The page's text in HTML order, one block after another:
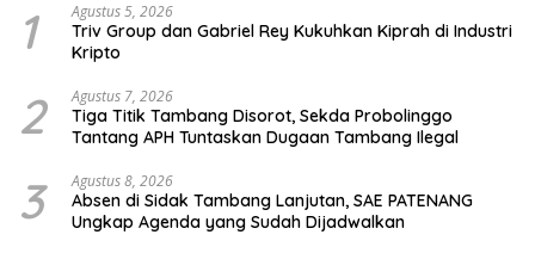
1 Agustus 5, 2026
Triv Group dan Gabriel Rey Kukuhkan Kiprah di Industri
Kripto
2 Agustus 7, 2026
Tiga Titik Tambang Disorot, Sekda Probolinggo
Tantang APH Tuntaskan Dugaan Tambang Ilegal
3 Agustus 8, 2026
Absen di Sidak Tambang Lanjutan, SAE PATENANG
Ungkap Agenda yang Sudah Dijadwalkan